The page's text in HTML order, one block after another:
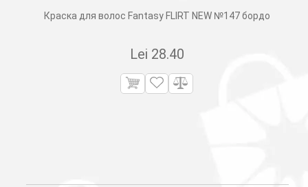
Краска для волос Fantasy FLIRT NEW №147 бордо
Lei 28.40